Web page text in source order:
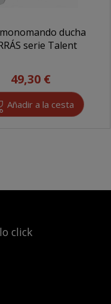
ducha
serie Talent
49,30 €
click